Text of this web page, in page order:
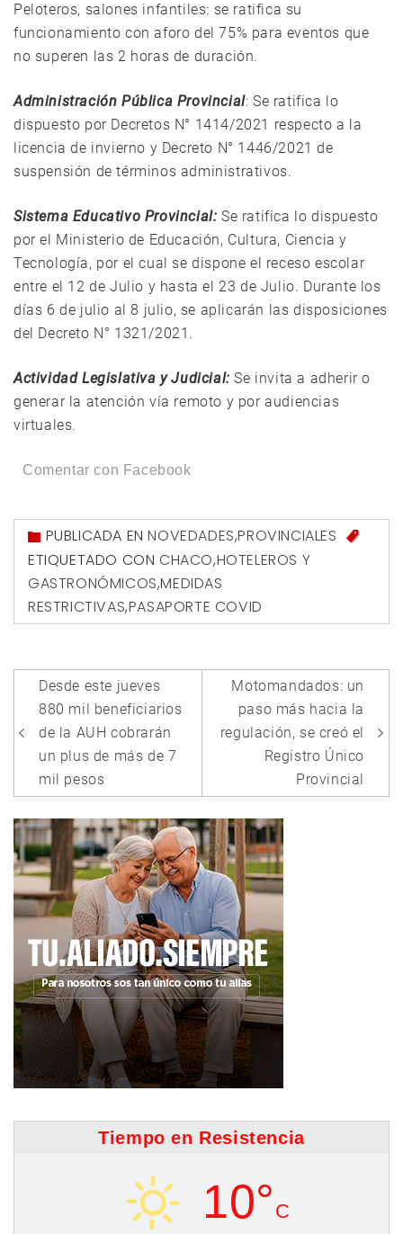
Peloteros, salones infantiles: se ratifica su
funcionamiento con aforo del 75% para eventos que
no superen las 2 horas de duración.
Administración Pública Provincial: Se ratifica lo
dispuesto por Decretos N° 1414/2021 respecto a la
licencia de invierno y Decreto N° 1446/2021 de
suspensión de términos administrativos.
Sistema Educativo Provincial: Se ratifica lo dispuesto
por el Ministerio de Educación, Cultura, Ciencia y
Tecnología, por el cual se dispone el receso escolar
entre el 12 de Julio y hasta el 23 de Julio. Durante los
días 6 de julio al 8 julio, se aplicarán las disposiciones
del Decreto N° 1321/2021.
Actividad Legislativa y Judicial: Se invita a adherir o
generar la atención vía remoto y por audiencias
virtuales.
Comentar con Facebook
PUBLICADA ENNOVEDADES,PROVINCIALES
ETIQUETADO CON CHACO,HOTELEROS Y
GASTRONÓMICOS,MEDIDAS
RESTRICTIVAS,PASAPORTE COVID
Navegación
de
entradas
Desde este jueves
880 mil beneficiarios
de la AUH cobrarán
un plus de más de 7
mil pesos
Motomandados: un
paso más hacia la
regulación, se creó el
Registro Único
Provincial
Tiempo en Resistencia
10° C